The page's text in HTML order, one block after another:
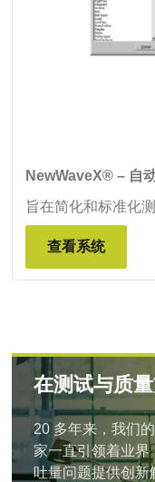
NewWaveX® – 自
旨在简化和标准化
查看系统
在测试与质
20 多年来，我们的
家一直引领着业界
吐量问题提供创新